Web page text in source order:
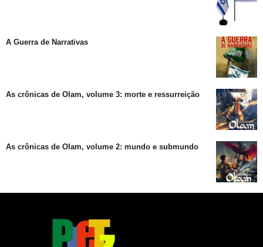
A Guerra de Narrativas
As crônicas de Olam, volume 3: morte e ressurreição
As crônicas de Olam, volume 2: mundo e submundo